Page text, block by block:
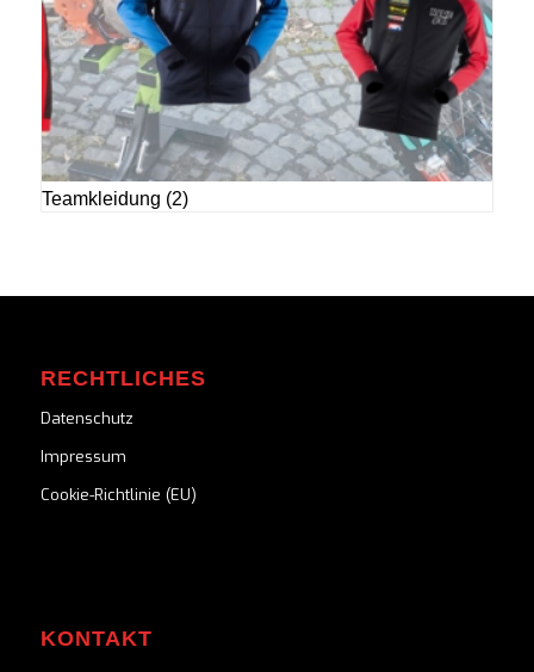
Teamkleidung (2)
RECHTLICHES
Datenschutz
Impressum
Cookie-Richtlinie (EU)
KONTAKT